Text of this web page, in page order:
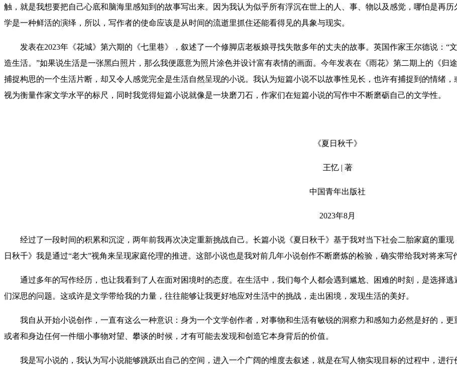
触，就是我想要把自己心底和脑海里感知到的故事写出来。因为我认为似乎所有浮沉在世上的人、事、物以及感觉，哪怕是再
学是一种鲜活的演绎，所以，写作者的使命应该是从时间的流逝里抓住还能看得见的具象与现实。
发表在2023年《花城》第六期的《七里巷》，叙述了一个修脚店老板娘寻找失散多年的丈夫的故事。英国作家王尔德说：“
造生活。”如果说生活是一张黑白照片，那么我便愿意为照片涂色并设计富有表情的画面。今年发表在《雨花》第二期上的《归
捕捉构思的一个生活片断，却又令人感觉完全是生活自然呈现的小说。我认为短篇小说不以故事性见长，也许有捕捉到的情绪
视为衡量作家文学水平的标尺，同时我觉得短篇小说就像是一块磨刀石，作家们在短篇小说的写作中不断磨砺自己的文学性。
《夏日秋千》
王忆 | 著
中国青年出版社
2023年8月
经过了一段时间的积累和沉淀，两年前我再次决定重新挑战自己。长篇小说《夏日秋千》基于我对当下社会二胎家庭的重现
日秋千》我是通过“老大”视角来呈现家庭伦理的推进。这部小说也是我对前几年小说创作不断磨炼的检验，确实带给我对将来写
通过多年的写作经历，也让我看到了人在面对困境时的态度。在生活中，我们每个人都会遇到尴尬、困难的时刻，是选择逃
们深思的问题。这或许是文学带给我的力量，往往能够让我更好地应对生活中的挑战，走出困境，发现生活的美好。
我自从开始小说创作，一直有这么一种意识：身为一个文学创作者，对事物和生活有敏锐的洞察力和感知力必然是好的，更
或者和身边任何一件细小事物对望、攀谈的时候，才有可能去发现和创造它本身背后的价值。
我是写小说的，我认为写小说能够跳跃出自己的空间，进入一个广阔的维度去叙述，就是在写人物实现目标的过程中，进行